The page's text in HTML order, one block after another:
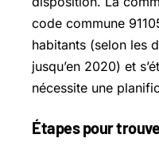
code commune
habitants (selon les
jusqu’en 2020) et
nécessite une
Étapes pour